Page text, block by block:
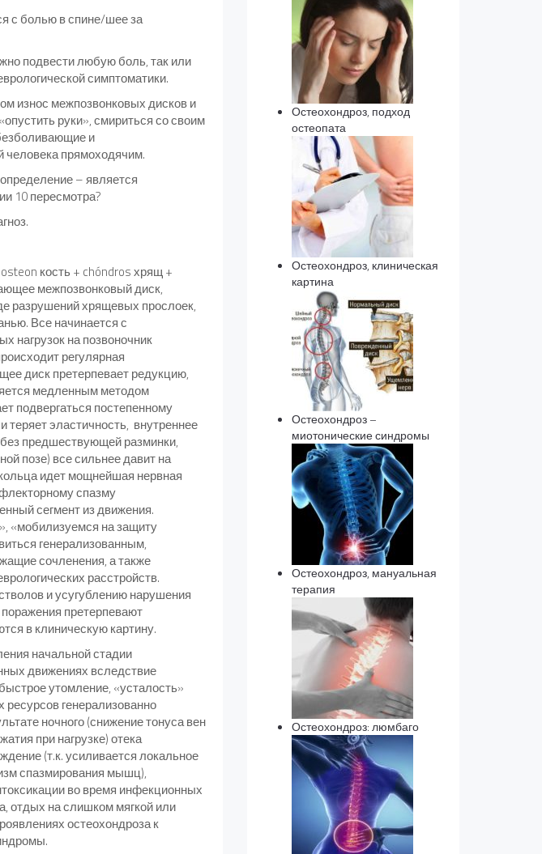
с болью в спине/шее за
подвести любую боль, так или
симптоматики.
износ межпозвонковых дисков и
руки», смириться со своим
и
прямоходячим.
– является
10 пересмотра?
кость + chóndros хрящ +
межпозвонковый диск,
разрушений хрящевых прослоек,
Все начинается с
нагрузок на позвоночник
регулярная
диск претерпевает редукцию,
медленным методом
подвергаться постепенному
эластичность, внутреннее
предшествующей разминки,
позе) все сильнее давит на
идет мощнейшая нервная
спазму
сегмент из движения.
«мобилизуемся на защиту
генерализованным,
сочленения, а также
расстройств.
и усугублению нарушения
претерпевают
в клиническую картину.
начальной стадии
движениях вследствие
утомление, «усталость»
генерализованно
ночного (снижение тонуса вен
при нагрузке) отека
(т.к. усиливается локальное
спазмирования мышц),
во время инфекционных
отдых на слишком мягкой или
остеохондроза к
Остеохондроз, подход
остеопата
Остеохондроз, клиническая
картина
Остеохондроз –
миотонические синдромы
Остеохондроз, мануальная
терапия
Остеохондроз: люмбаго